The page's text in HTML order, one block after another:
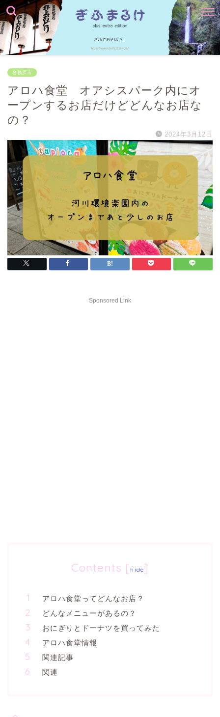
各務原市
アロハ食堂 オアシスパーク内にオ
ープンするお店だけどどんなお店な
の？
2024年3月12日
Sponsored Link
Contents [ hide]
アロハ食堂ってどんなお店？
どんなメニューがあるの？
おにぎりとドーナツを買ってみた
アロハ食堂情報
関連記事
関連